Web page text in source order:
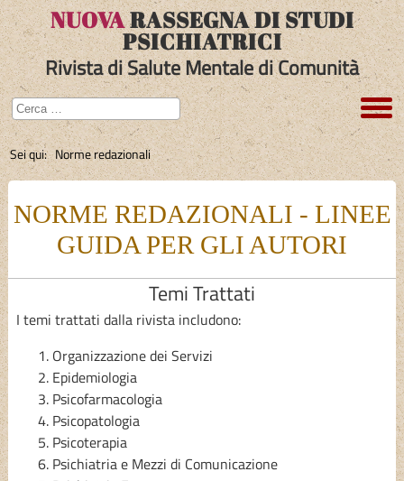
NUOVARASSEGNA DI STUDI
PSICHIATRICI
Rivista di Salute Mentale di Comunità
Sei qui:Norme redazionali
NORME REDAZIONALI - LINEE
GUIDA PER GLI AUTORI
Temi Trattati
I temi trattati dalla rivista includono:
Organizzazione dei Servizi
Epidemiologia
Psicofarmacologia
Psicopatologia
Psicoterapia
Psichiatria e Mezzi di Comunicazione